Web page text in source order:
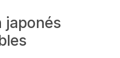
japonés